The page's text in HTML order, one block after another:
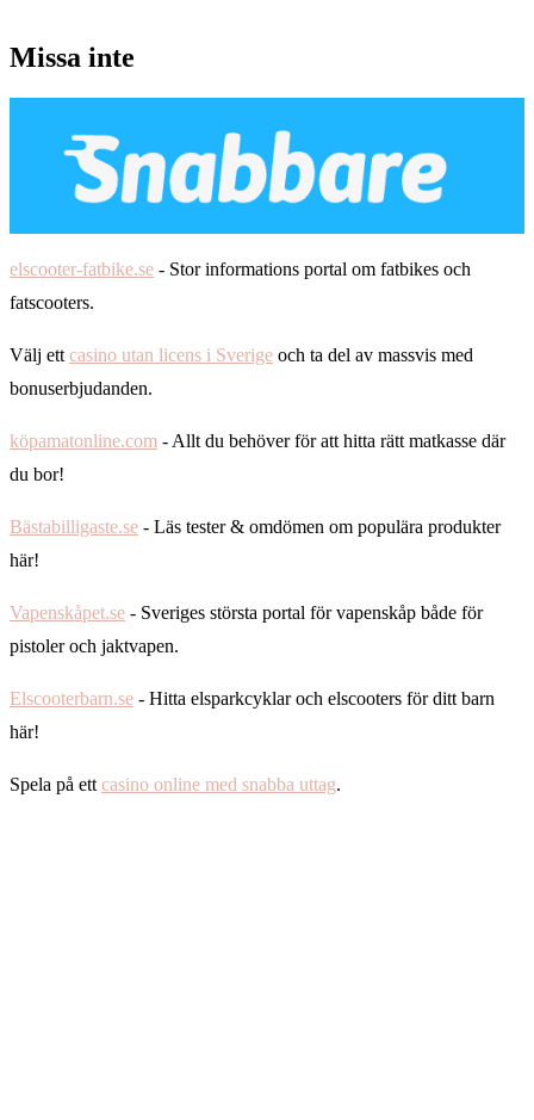
Missa inte
elscooter-fatbike.se - Stor informations portal om fatbikes och
fatscooters.
Välj ett casino utan licens i Sverige och ta del av massvis med
bonuserbjudanden.
köpamatonline.com - Allt du behöver för att hitta rätt matkasse där
du bor!
Bästabilligaste.se - Läs tester & omdömen om populära produkter
här!
Vapenskåpet.se - Sveriges största portal för vapenskåp både för
pistoler och jaktvapen.
Elscooterbarn.se - Hitta elsparkcyklar och elscooters för ditt barn
här!
Spela på ett casino online med snabba uttag.